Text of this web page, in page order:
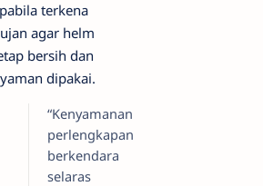
terkena
agar helm
bersih dan
dipakai.
“Kenyamanan
perlengkapan
berkendara
selaras